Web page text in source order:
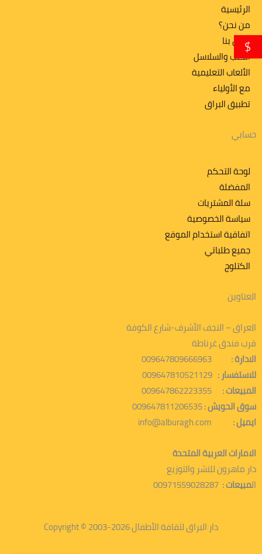
الرئيسية
من نحن؟
اتصل بنا
الكتب والسلاسل
الألعاب التعليمية
مع الأولياء
تطبیق البراق
حسابي
لوحة التحكم
المفضلة
سلة المشتريات
سياسة الخصوصية
اتفاقية استخدام الموقع
جميع طلباتي
الكتلوج
العناوين
العراق – النجف الأشرف-شارع الكوفة
قرب فندق غرناطة
الادارة : 009647809666963
للاستفسار : 009647810521129
المبيعات :
سوق الحويش :
ايميل :
الامارات العربية المتحدة
دار ماهرون للنشر والتوزيع
المبيعات : 00971559028287
دار البراق لثقافة الأطفال 2026-2003 © Copyright
$